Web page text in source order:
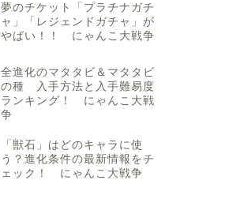
夢のチケット「プラチナガチ
ャ」「レジェンドガチャ」が
やばい！！ にゃんこ大戦争
全進化のマタタビ＆マタタビ
の種 入手方法と入手難易度
ランキング！ にゃんこ大戦
争
「獣石」はどのキャラに使
う？進化条件の最新情報をチ
ェック！ にゃんこ大戦争